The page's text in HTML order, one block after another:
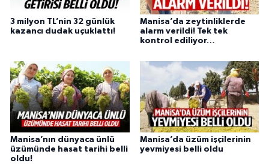
3 milyon TL’nin 32 günlük
kazancı dudak uçuklattı!
Manisa’da zeytinliklerde
alarm verildi! Tek tek
kontrol ediliyor…
Manisa’nın dünyaca ünlü
üzümünde hasat tarihi belli
oldu!
Manisa’da üzüm işçilerinin
yevmiyesi belli oldu